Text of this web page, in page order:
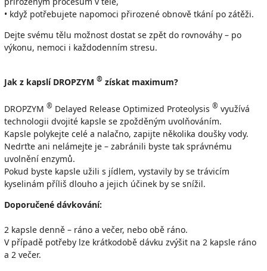
• když potřebujete napomoci přirozené obnově tkání po zátěži.
Dejte svému tělu možnost dostat se zpět do rovnováhy – po
výkonu, nemoci i každodenním stresu.
Jak z kapslí DROPZYM ® získat maximum?
DROPZYM ® Delayed Release Optimized Proteolysis ® využívá
technologii dvojité kapsle se zpožděným uvolňováním.
Kapsle polykejte celé a nalačno, zapijte několika doušky vody.
Nedrťte ani nelámejte je – zabránili byste tak správnému
uvolnění enzymů.
Pokud byste kapsle užili s jídlem, vystavily by se trávicím
kyselinám příliš dlouho a jejich účinek by se snížil.
Doporučené dávkování:
2 kapsle denně – ráno a večer, nebo obě ráno.
V případě potřeby lze krátkodobě dávku zvýšit na 2 kapsle ráno
a 2 večer.